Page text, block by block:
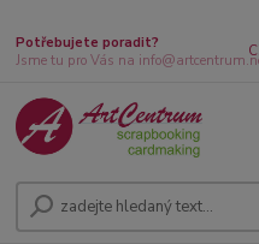
Potřebujete poradit?
Jsme tu pro Vás na